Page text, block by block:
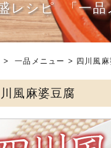
レシピ 「一品
>一品メニュー > 四川風麻
風麻婆豆腐